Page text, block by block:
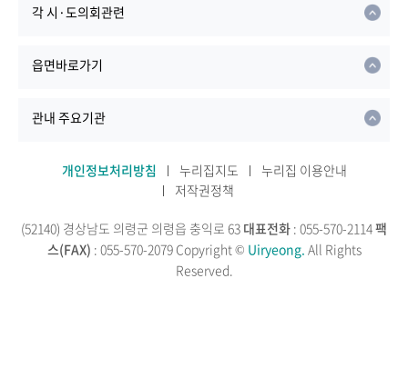
각 시·도의회관련
읍면바로가기
관내 주요기관
개인정보처리방침 누리집지도
누리집 이용안내
저작권정책
(52140) 경상남도 의령군 의령읍 충익로 63 대표전화 : 055-570-2114팩
스(FAX) : 055-570-2079 Copyright © Uiryeong. All Rights
Reserved.